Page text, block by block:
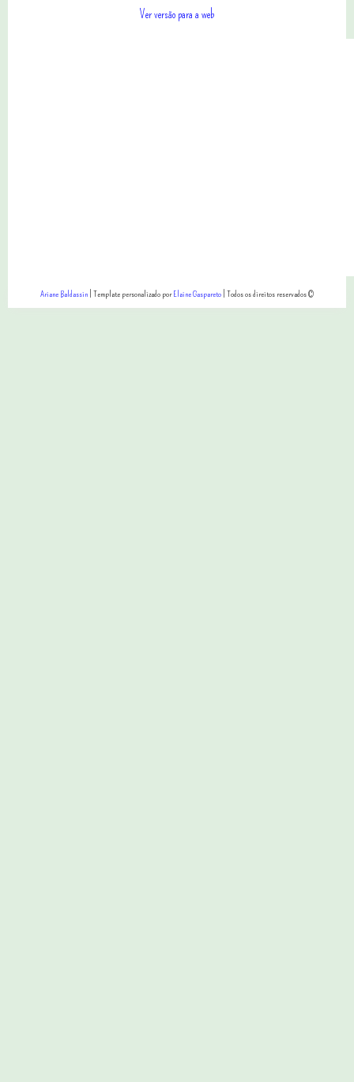
Ver versão para a web
Ariane Baldassin| Template personalizado porElaine Gaspareto| Todos os direitos reservados ©